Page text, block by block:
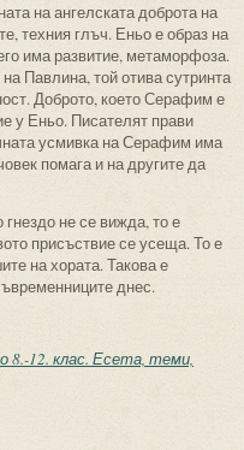
на ангелската доброта на
техния глъч. Еньо е образ на
има развитие, метаморфоза.
Павлина, той отива сутринта
Доброто, което Серафим е
у Еньо. Писателят прави
усмивка на Серафим има
помага и на другите да
не се вижда, то е
присъствие се усеща. То е
на хората. Такова е
днес.
8.-12. клас. Есета, теми,